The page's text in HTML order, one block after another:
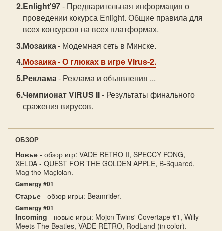
Enlight'97- Предварительная информация о
проведении кокурса Enlight. Общие правила для
всех конкурсов на всех платформах.
Мозаика- Модемная сеть в Минске.
Мозаика- О глюках в игре Virus-2.
Реклама- Реклама и объявления ...
Чемпионат VIRUS II- Результаты финального
сражения вирусов.
ОБЗОР
Новье - обзор игр: VADE RETRO II, SPECCY PONG,
XELDA - QUEST FOR THE GOLDEN APPLE, B-Squared,
Mag the Magician.
Gamergy #01
Старье - обзор игры: Beamrider.
Gamergy #01
Incoming - новые игры: Mojon Twins' Covertape #1, Willy
Meets The Beatles, VADE RETRO, RodLand (in color).